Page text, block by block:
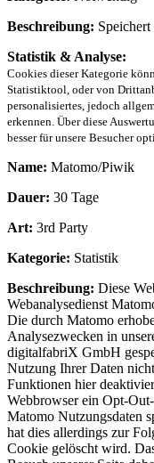
Beschreibung:
Statistik & Analyse:
Cookies dieser Kategorie
Statistiktool, oder von
personalisiertes, jedoch
erkennen. Über diese
besser für unsere Besucher
Name: Matomo/Piwik
Dauer: 30 Tage
Art: 3rd Party
Kategorie: Statistik
Beschreibung: Diese
Webanalysedienst
Die durch Matomo
Analysezwecken in
digitalfabriX GmbH
Nutzung Ihrer Daten
Funktionen hier
Webbrowser ein Opt-
Matomo Nutzungsdaten
hat dies allerdings zur
Cookie gelöscht wird.